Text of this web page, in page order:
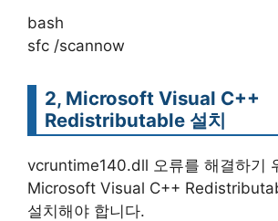
bash
sfc /scannow
2, Microsoft Visual C++
Redistributable 설치
vcruntime140.dll 오류를 해결하기
Microsoft Visual C++
설치해야 합니다.